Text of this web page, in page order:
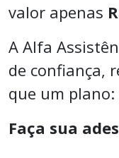
valor apenas
A Alfa
de confiança,
que um
Faça sua